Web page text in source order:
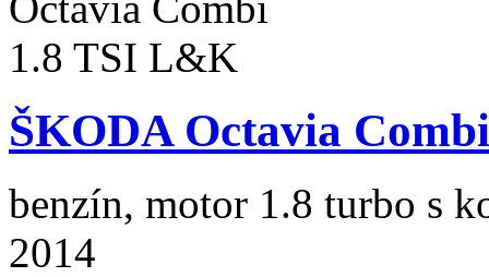
ŠKODA Octavia
benzín, motor 1.8 turbo s
2014